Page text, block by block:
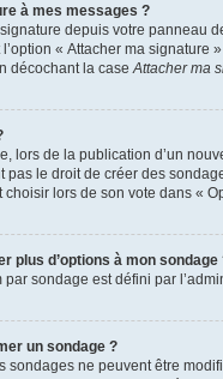
à mes messages ?
depuis votre panneau
« Attacher ma signature
décochant la case Attacher ma
lors de la publication d’un
pas le droit de créer des
choisir lors de son vote dans «
plus d’options à mon sondage
sondage est défini par
un sondage ?
sondages ne peuvent être